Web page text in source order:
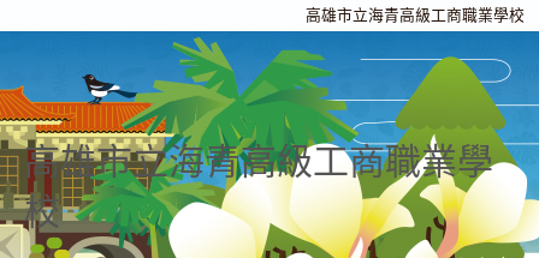
高雄市立海青高級工商職業學校
高雄市立海青高級工商職業學
校